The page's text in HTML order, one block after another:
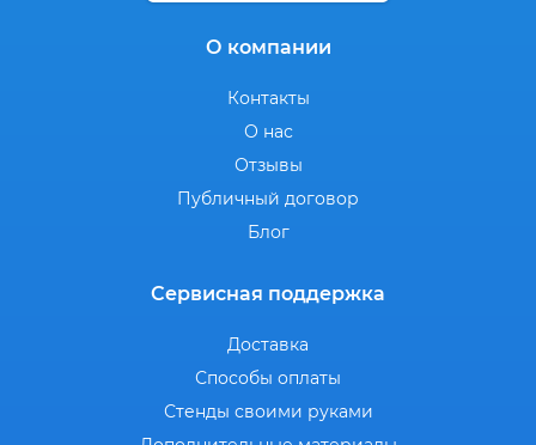
О компании
Контакты
О нас
Отзывы
Публичный договор
Блог
Сервисная поддержка
Доставка
Способы оплаты
Стенды своими руками